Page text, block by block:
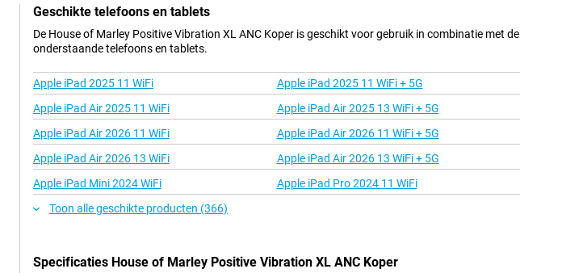
Geschikte telefoons en tablets
De House of Marley Positive Vibration XL ANC Koper is geschikt voor gebruik in combinatie met de
onderstaande telefoons en tablets.
Apple iPad 2025 11 WiFi
Apple iPad 2025 11 WiFi + 5G
Apple iPad Air 2025 11 WiFi
Apple iPad Air 2025 13 WiFi + 5G
Apple iPad Air 2026 11 WiFi
Apple iPad Air 2026 11 WiFi + 5G
Apple iPad Air 2026 13 WiFi
Apple iPad Air 2026 13 WiFi + 5G
Apple iPad Mini 2024 WiFi
Apple iPad Pro 2024 11 WiFi
Toon alle geschikte producten (366)
Specificaties House of Marley Positive Vibration XL ANC Koper